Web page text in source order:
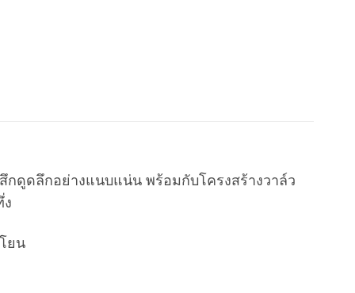
ดูดลึกอย่างแนบแน่น พร้อมกับโครงสร้างวาล์ว
ง
ยน